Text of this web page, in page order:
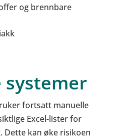
og brennbare
systemer
fortsatt manuelle
Excel-lister for
Dette kan øke risikoen